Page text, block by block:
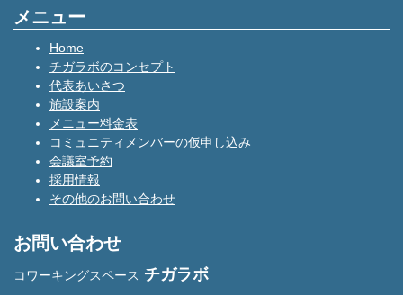
メニュー
Home
チガラボのコンセプト
代表あいさつ
施設案内
メニュー料金表
コミュニティメンバーの仮申し込み
会議室予約
採用情報
その他のお問い合わせ
お問い合わせ
コワーキングスペース チガラボ